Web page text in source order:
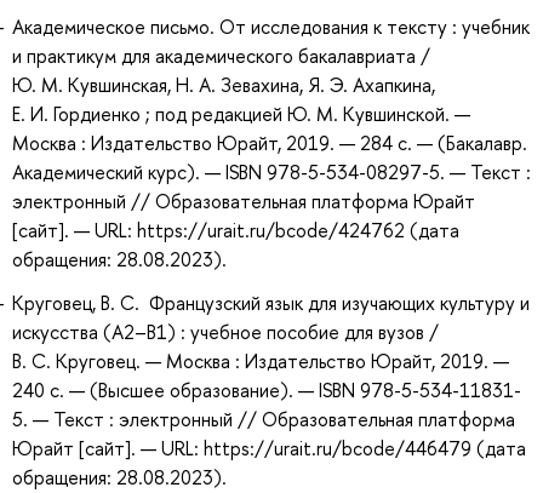
Академическое письмо. От исследования к тексту : учебник
и практикум для академического бакалавриата /
Ю. М. Кувшинская, Н. А. Зевахина, Я. Э. Ахапкина,
Е. И. Гордиенко ; под редакцией Ю. М. Кувшинской. —
Москва : Издательство Юрайт, 2019. — 284 с. — (Бакалавр.
Академический курс). — ISBN 978-5-534-08297-5. — Текст :
электронный // Образовательная платформа Юрайт
[сайт]. — URL: https://urait.ru/bcode/424762 (дата
обращения: 28.08.2023).
Круговец, В. С. Французский язык для изучающих культуру и
искусства (A2–B1) : учебное пособие для вузов /
В. С. Круговец. — Москва : Издательство Юрайт, 2019. —
240 с. — (Высшее образование). — ISBN 978-5-534-11831-
5. — Текст : электронный // Образовательная платформа
Юрайт [сайт]. — URL: https://urait.ru/bcode/446479 (дата
обращения: 28.08.2023).